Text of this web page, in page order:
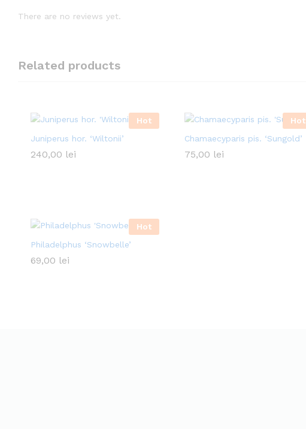
There are no reviews yet.
Related products
Hot
Juniperus hor. ‘Wiltonii’
240,00 lei
Hot
Chamaecyparis pis. ‘Sungold’
75,00 lei
Hot
Philadelphus ‘Snowbelle’
69,00 lei